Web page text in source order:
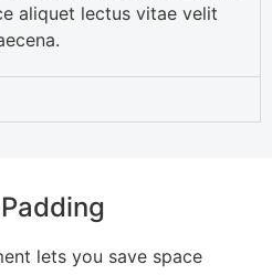
aliquet lectus vitae velit
lets you save space